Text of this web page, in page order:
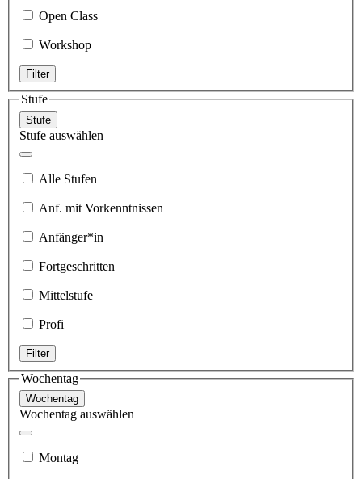
Open Class
Workshop
Filter
Stufe
Stufe
Stufe auswählen
Alle Stufen
Anf. mit Vorkenntnissen
Anfänger*in
Fortgeschritten
Mittelstufe
Profi
Filter
Wochentag
Wochentag
Wochentag auswählen
Montag